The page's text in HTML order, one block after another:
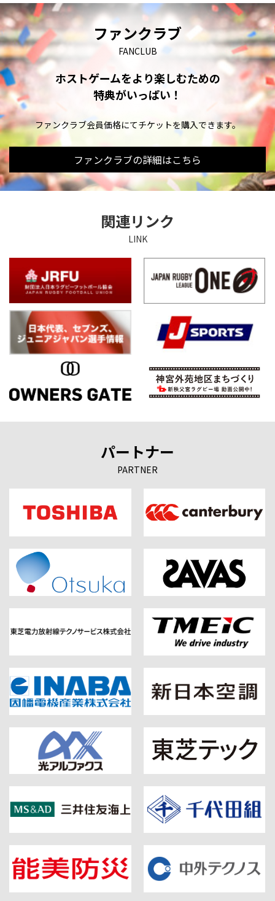
ファンクラブ
FANCLUB
ホストゲームをより楽しむための
特典がいっぱい！
ファンクラブ会員価格にてチケットを購入できます。
ファンクラブの詳細はこちら
関連リンク
LINK
パートナー
PARTNER